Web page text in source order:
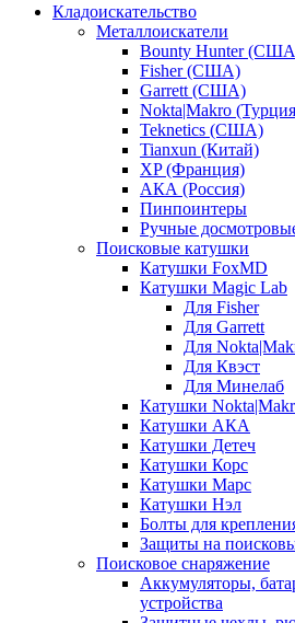
Кладоискательство
Металлоискатели
Bounty Hunter
Fisher (США)
Garrett (США)
Nokta|Makro
Teknetics (США)
Tianxun (Китай)
XP (Франция)
АКА (Россия)
Пинпоинтеры
Ручные
Поисковые катушки
Катушки FoxMD
Катушки Magic Lab
Для Fisher
Для Garrett
Для
Для Квэст
Для Минелаб
Катушки
Катушки АКА
Катушки Детеч
Катушки Корс
Катушки Марс
Катушки Нэл
Болты для
Защиты на
Поисковое снаряжение
Аккумуляторы,
устройства